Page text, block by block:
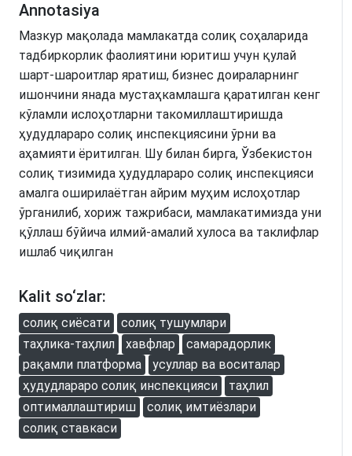
Annotasiya
Мазкур мақолада мамлакатда солиқ соҳаларида
тадбиркорлик фаолиятини юритиш учун қулай
шарт-шароитлар яратиш, бизнес доираларнинг
ишончини янада мустаҳкамлашга қаратилган кенг
кўламли ислоҳотларни такомиллаштиришда
ҳудудлараро солиқ инспекциясини ўрни ва
аҳамияти ёритилган. Шу билан бирга, Ўзбекистон
солиқ тизимида ҳудудлараро солиқ инспекцияси
амалга оширилаётган айрим муҳим ислоҳотлар
ўрганилиб, хориж тажрибаси, мамлакатимизда уни
қўллаш бўйича илмий-амалий хулоса ва таклифлар
ишлаб чиқилган
Kalit so‘zlar:
солиқ сиёсати
солиқ тушумлари
таҳлика-таҳлил
хавфлар
самарадорлик
рақамли платформа
усуллар ва воситалар
ҳудудлараро солиқ инспекцияси
таҳлил
оптималлаштириш
солиқ имтиёзлари
солиқ ставкаси